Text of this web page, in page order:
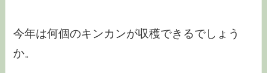
今年は何個のキンカンが収穫できるでしょう
か。